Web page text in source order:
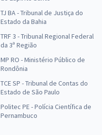
TJ BA - Tribunal de Justiça do
Estado da Bahia
TRF 3 - Tribunal Regional Federal
da 3ª Região
MP RO - Ministério Público de
Rondônia
TCE SP - Tribunal de Contas do
Estado de São Paulo
Politec PE - Polícia Científica de
Pernambuco